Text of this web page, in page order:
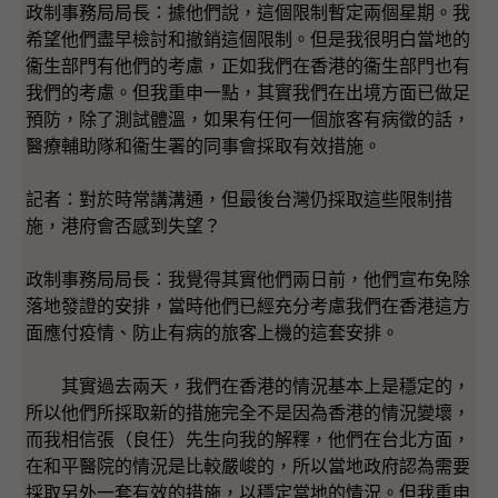
政制事務局局長：據他們說，這個限制暫定兩個星期。我
希望他們盡早檢討和撤銷這個限制。但是我很明白當地的
衞生部門有他們的考慮，正如我們在香港的衞生部門也有
我們的考慮。但我重申一點，其實我們在出境方面已做足
預防，除了測試體溫，如果有任何一個旅客有病徵的話，
醫療輔助隊和衞生署的同事會採取有效措施。
記者：對於時常講溝通，但最後台灣仍採取這些限制措
施，港府會否感到失望？
政制事務局局長：我覺得其實他們兩日前，他們宣布免除
落地發證的安排，當時他們已經充分考慮我們在香港這方
面應付疫情、防止有病的旅客上機的這套安排。
其實過去兩天，我們在香港的情況基本上是穩定的，
所以他們所採取新的措施完全不是因為香港的情況變壞，
而我相信張（良任）先生向我的解釋，他們在台北方面，
在和平醫院的情況是比較嚴峻的，所以當地政府認為需要
採取另外一套有效的措施，以穩定當地的情況。但我重申